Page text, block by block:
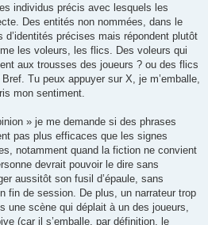
individus précis avec lesquels les
Des entités non nommées, dans le
précises mais répondent plutôt
les voleurs, les flics. Des voleurs qui
aux trousses des joueurs ? ou des flics
Tu peux appuyer sur X, je m’emballe,
mon sentiment.
» je me demande si des phrases
pas plus efficaces que les signes
notamment quand la fiction ne convient
devrait pouvoir le dire sans
aussitôt son fusil d’épaule, sans
fin de session. De plus, un narrateur trop
une scène qui déplait à un des joueurs,
(car il s’emballe, par définition, le